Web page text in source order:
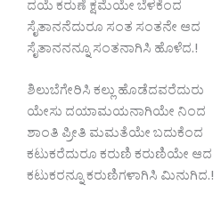
ದಯೆ ಕರುಣೆ ಕ್ಷಮೆಯೇ ಬೆಳಕೆಂದ
ಸೈತಾನನೆದುರೂ ಸಂತ ಸಂತನೇ ಆದ
ಸೈತಾನನನ್ನೂ ಸಂತನಾಗಿಸಿ ಹೊಳೆದ.!
ಶಿಲುಬೆಗೇರಿಸಿ ಕಲ್ಲು ಹೊಡೆದವರೆದುರು
ಯೇಸು ದಯಾಮಯನಾಗಿಯೇ ನಿಂದ
ಶಾಂತಿ ಪ್ರೀತಿ ಮಮತೆಯೇ ಬದುಕೆಂದ
ಕಟುಕರೆದುರೂ ಕರುಣಿ ಕರುಣಿಯೇ ಆದ
ಕಟುಕರನ್ನೂ ಕರುಣಿಗಳಾಗಿಸಿ ಮಿನುಗಿದ.!